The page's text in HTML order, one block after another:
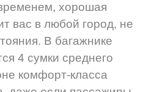
хорошая
вас в любой город, не
В багажнике
4 сумки среднего
комфорт-класса